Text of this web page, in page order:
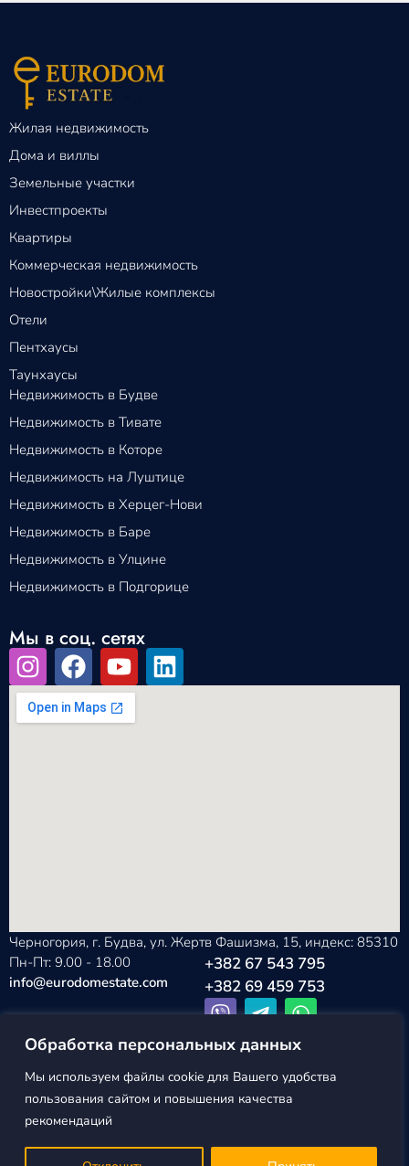
Обработка персональных данных
Мы используем файлы cookie для Вашего удобства
пользования сайтом и повышения качества
рекомендаций
Жилая недвижимость
Дома и виллы
Земельные участки
Инвестпроекты
Квартиры
Коммерческая недвижимость
Новостройки\Жилые комплексы
Отели
Пентхаусы
Таунхаусы
Недвижимость в Будве
Недвижимость в Тивате
Недвижимость в Которе
Недвижимость на Луштице
Недвижимость в Херцег-Нови
Недвижимость в Баре
Недвижимость в Улцине
Недвижимость в Подгорице
Мы в соц. сетях
Черногория, г. Будва, ул. Жертв Фашизма, 15, индекс: 85310
Пн-Пт: 9.00 - 18.00
info@eurodomestate.com
+382 67 543 795
+382 69 459 753
EURODOM
ESTATE ©2026
Политика конфиденциальности
Пользовательское соглашение